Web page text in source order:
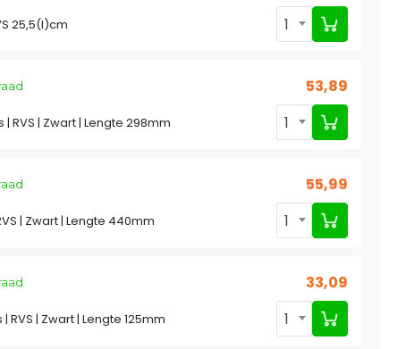
25,5(l)cm 1
53,89
RVS | Zwart | Lengte 298mm 1
55,99
| Zwart | Lengte 440mm 1
33,09
RVS | Zwart | Lengte 125mm 1